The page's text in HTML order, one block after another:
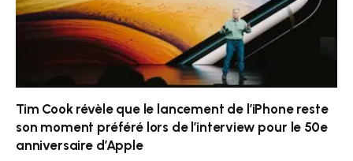
Tim Cook révèle que le lancement de l’iPhone reste
son moment préféré lors de l’interview pour le 50e
anniversaire d’Apple